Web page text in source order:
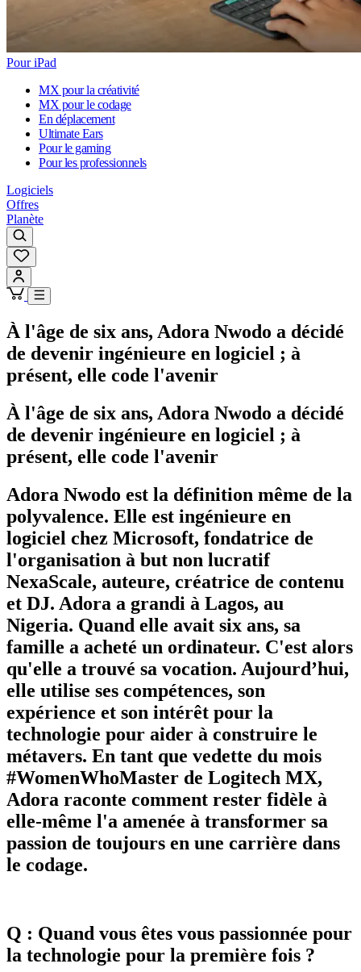
Pour iPad
MX pour la créativité
MX pour le codage
En déplacement
Ultimate Ears
Pour le gaming
Pour les professionnels
Logiciels
Offres
Planète
À l'âge de six ans, Adora Nwodo a décidé
de devenir ingénieure en logiciel ; à
présent, elle code l'avenir
À l'âge de six ans, Adora Nwodo a décidé
de devenir ingénieure en logiciel ; à
présent, elle code l'avenir
Adora Nwodo est la définition même de la
polyvalence. Elle est ingénieure en
logiciel chez Microsoft, fondatrice de
l'organisation à but non lucratif
NexaScale, auteure, créatrice de contenu
et DJ. Adora a grandi à Lagos, au
Nigeria. Quand elle avait six ans, sa
famille a acheté un ordinateur. C'est alors
qu'elle a trouvé sa vocation. Aujourd’hui,
elle utilise ses compétences, son
expérience et son intérêt pour la
technologie pour aider à construire le
métavers. En tant que vedette du mois
#WomenWhoMaster de Logitech MX,
Adora raconte comment rester fidèle à
elle-même l'a amenée à transformer sa
passion de toujours en une carrière dans
le codage.
Q : Quand vous êtes vous passionnée pour
la technologie pour la première fois ?